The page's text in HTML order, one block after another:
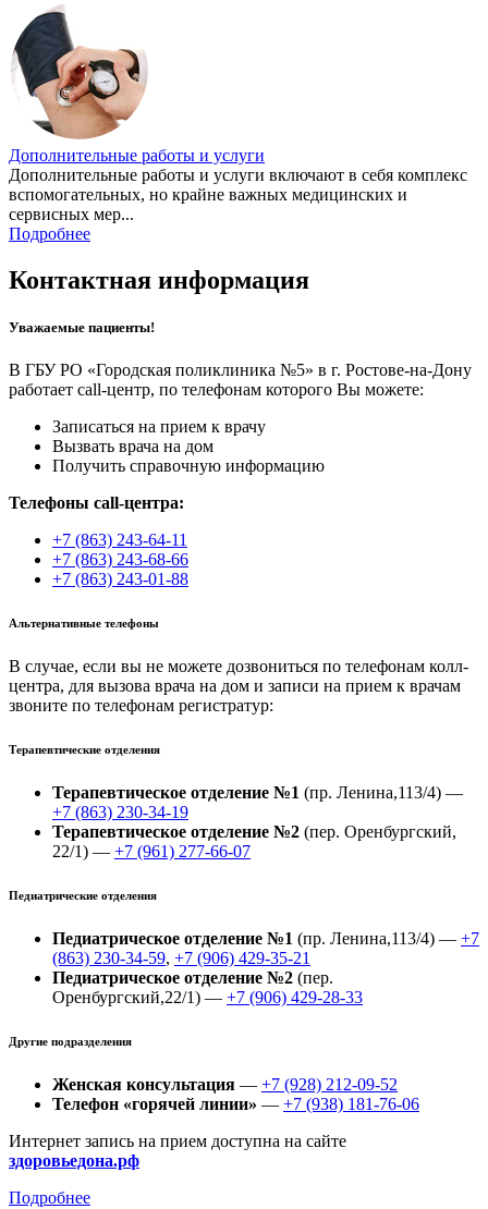
Дополнительные работы и услуги
Дополнительные работы и услуги включают в себя комплекс
вспомогательных, но крайне важных медицинских и
сервисных мер...
Подробнее
Контактная информация
Уважаемые пациенты!
В ГБУ РО «Городская поликлиника №5» в г. Ростове-на-Дону
работает call-центр, по телефонам которого Вы можете:
Записаться на прием к врачу
Вызвать врача на дом
Получить справочную информацию
Телефоны call-центра:
+7 (863) 243-64-11
+7 (863) 243-68-66
+7 (863) 243-01-88
Альтернативные телефоны
В случае, если вы не можете дозвониться по телефонам колл-
центра, для вызова врача на дом и записи на прием к врачам
звоните по телефонам регистратур:
Терапевтические отделения
Терапевтическое отделение №1 (пр. Ленина,113/4) —
+7 (863) 230-34-19
Терапевтическое отделение №2 (пер. Оренбургский,
22/1) — +7 (961) 277-66-07
Педиатрические отделения
Педиатрическое отделение №1 (пр. Ленина,113/4) — +7
(863) 230-34-59, +7 (906) 429-35-21
Педиатрическое отделение №2 (пер.
Оренбургский,22/1) — +7 (906) 429-28-33
Другие подразделения
Женская консультация — +7 (928) 212-09-52
Телефон «горячей линии» — +7 (938) 181-76-06
Интернет запись на прием доступна на сайте
здоровьедона.рф
Подробнее